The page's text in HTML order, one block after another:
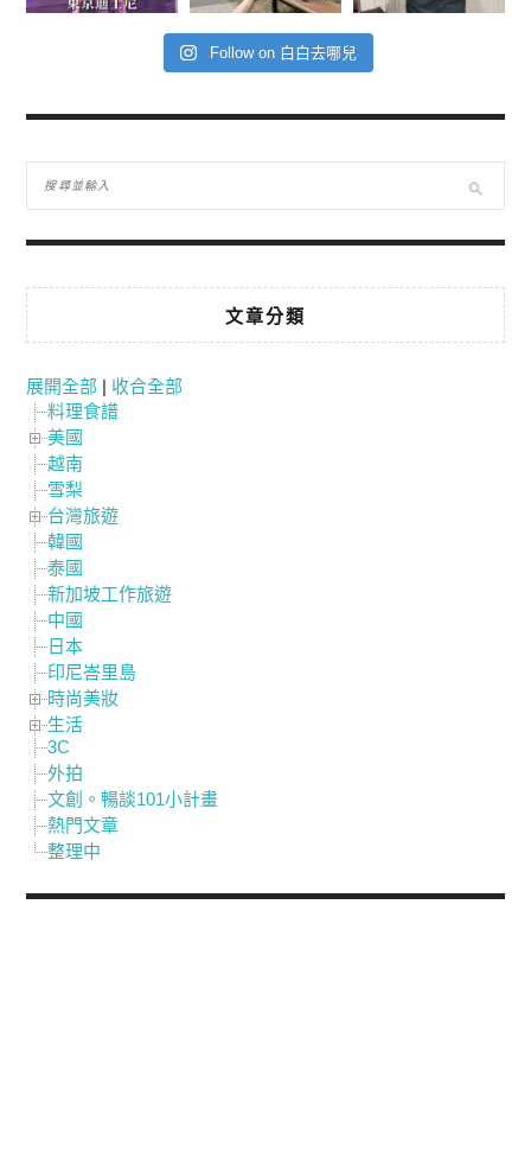
Follow on 白白去哪兒
文章分類
展開全部 | 收合全部
料理食譜
美國
越南
雪梨
台灣旅遊
韓國
泰國
新加坡工作旅遊
中國
日本
印尼峇里島
時尚美妝
生活
3C
外拍
文創。暢談101小計畫
熱門文章
整理中